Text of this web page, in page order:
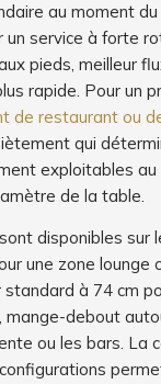
au moment du
un service à forte
pieds, meilleur
rapide. Pour un
de restaurant ou
qui
exploitables
de la table.
disponibles sur
une zone lounge
à 74 cm
mange-debout
ou les bars. La